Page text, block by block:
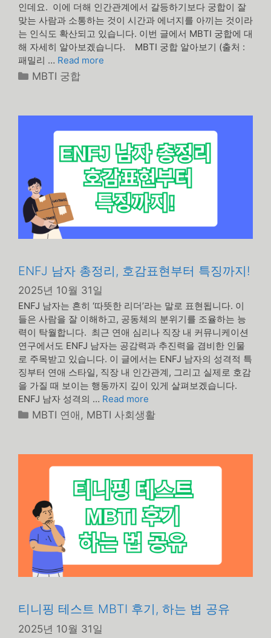
인데요. 이에 더해 인간관계에서 갈등하기보다 궁합이 잘
맞는 사람과 소통하는 것이 시간과 에너지를 아끼는 것이라
는 인식도 확산되고 있습니다. 이번 글에서 MBTI 궁합에 대
해 자세히 알아보겠습니다. MBTI 궁합 알아보기 (출처 :
패밀리 … Read more
카
리
MBTI 궁합
ENFJ 남자 총정리, 호감표현부터 특징까지!
2025년 10월 31일
ENFJ 남자는 흔히 ‘따뜻한 리더’라는 말로 표현됩니다. 이
들은 사람을 잘 이해하고, 공동체의 분위기를 조율하는 능
력이 탁월합니다. 최근 연애 심리나 직장 내 커뮤니케이션
연구에서도 ENFJ 남자는 공감력과 추진력을 겸비한 인물
로 주목받고 있습니다. 이 글에서는 ENFJ 남자의 성격적 특
징부터 연애 스타일, 직장 내 인간관계, 그리고 실제로 호감
을 가질 때 보이는 행동까지 깊이 있게 살펴보겠습니다.
ENFJ 남자 성격의 … Read more
카
리
MBTI 연애 , MBTI 사회생활
티니핑 테스트 MBTI 후기, 하는 법 공유
2025년 10월 31일